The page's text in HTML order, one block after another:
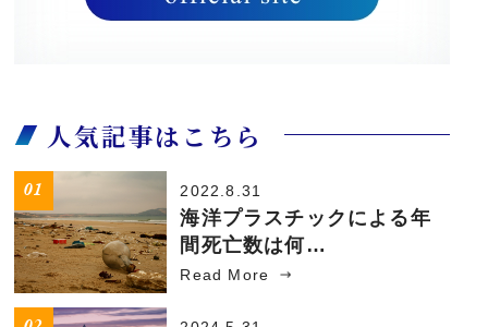
人気記事はこちら
2022.8.31
海洋プラスチックによる年
間死亡数は何…
Read More